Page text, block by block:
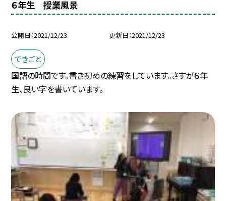
６年生 授業風景
公開日 2021/12/23 更新日 2021/12/23
できごと
国語の時間です。書き初めの練習をしています。さすが６年
生、良い字を書いています。